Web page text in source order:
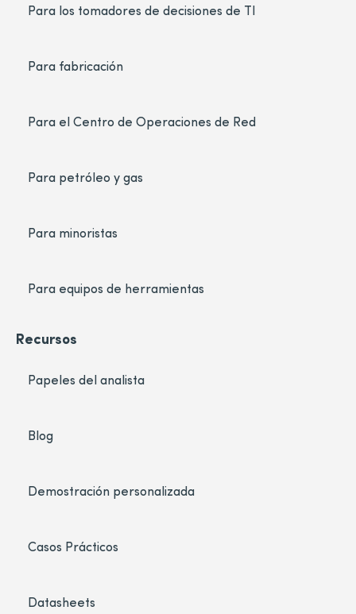
Para los tomadores de decisiones de TI
Para fabricación
Para el Centro de Operaciones de Red
Para petróleo y gas
Para minoristas
Para equipos de herramientas
Recursos
Papeles del analista
Blog
Demostración personalizada
Casos Prácticos
Datasheets